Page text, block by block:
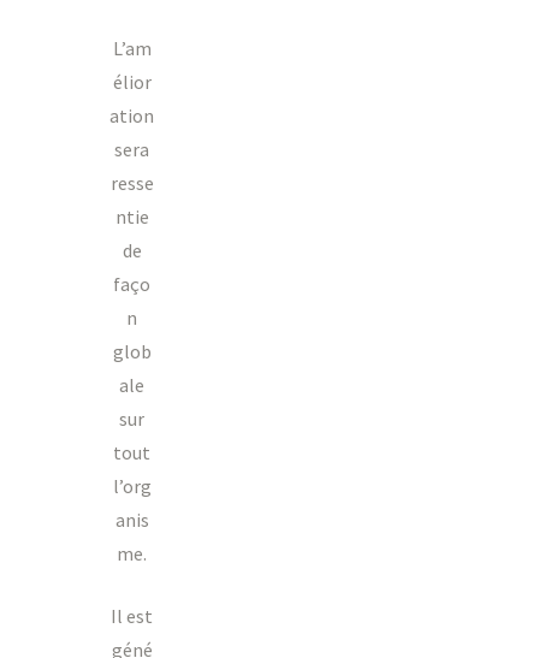
L’am
élior
ation
sera
resse
ntie
de
faço
n
glob
ale
sur
tout
l’org
anis
me.
Il est
géné